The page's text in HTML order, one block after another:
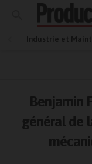
Industrie et
Benjamin
général de